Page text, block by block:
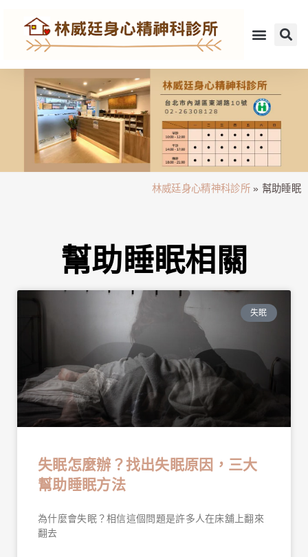
林威廷身心精神科診所» 幫助睡眠
幫助睡眠相關
失眠
失眠怎麼辦？找出失眠原因，三大
幫助睡眠方法
為什麼會失眠？相信這個問題是許多人在床舖上翻來
翻去